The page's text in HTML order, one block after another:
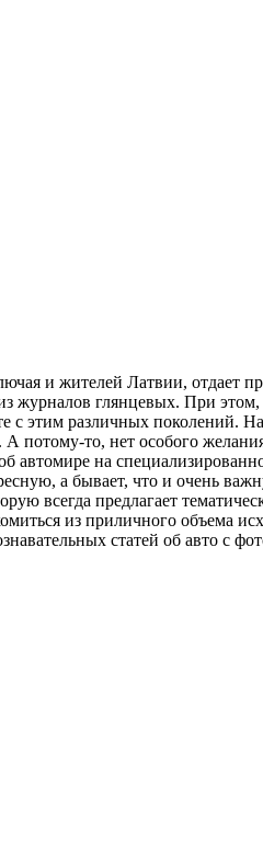
и жителей Латвии, отдает
глянцевых. При
этим различных поколений.
потому-то, нет особого
на
а бывает, что и очень
всегда предлагает
из приличного объема
статей об авто с